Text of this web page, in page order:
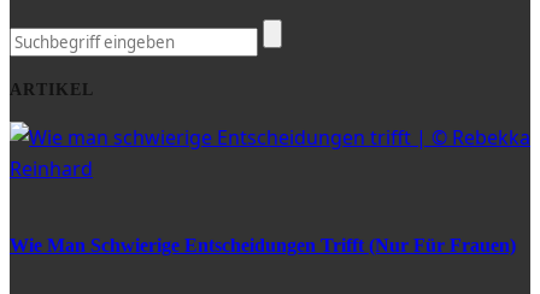
ARTIKEL
Wie Man Schwierige Entscheidungen Trifft (nur Für Frauen)